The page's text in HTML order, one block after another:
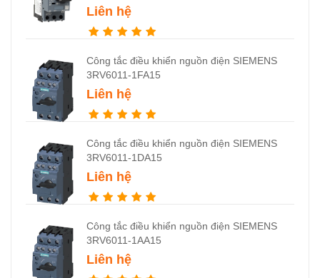
Liên hệ
Công tắc điều khiển nguồn điện SIEMENS
3RV6011-1FA15
Liên hệ
Công tắc điều khiển nguồn điện SIEMENS
3RV6011-1DA15
Liên hệ
Công tắc điều khiển nguồn điện SIEMENS
3RV6011-1AA15
Liên hệ